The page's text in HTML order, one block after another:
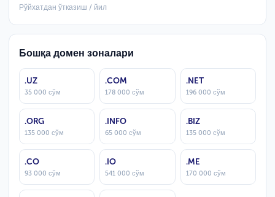
Рўйхатдан ўтказиш / йил
Бошқа домен зоналари
.UZ
35 000 сўм
.COM
178 000 сўм
.NET
196 000 сўм
.ORG
135 000 сўм
.INFO
65 000 сўм
.BIZ
135 000 сўм
.CO
93 000 сўм
.IO
541 000 сўм
.ME
170 000 сўм